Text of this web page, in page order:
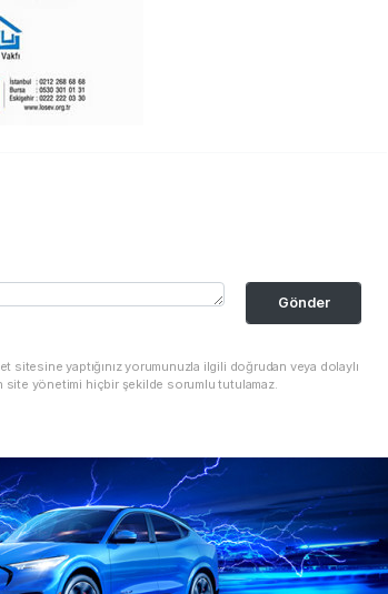
Gönder
sitesine yaptığınız yorumunuzla ilgili doğrudan veya dolaylı
site yönetimi hiçbir şekilde sorumlu tutulamaz.